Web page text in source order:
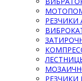
РЕЗЧИКИ